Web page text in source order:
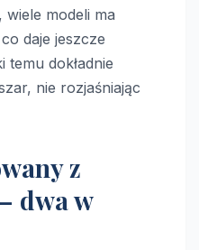
wiele modeli ma
daje jeszcze
temu dokładnie
nie rozjaśniając
z
dwa w